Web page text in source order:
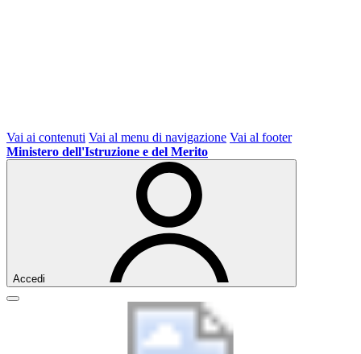
Vai ai contenuti Vai al menu di navigazione Vai al footer
Ministero dell'Istruzione e del Merito
Accedi